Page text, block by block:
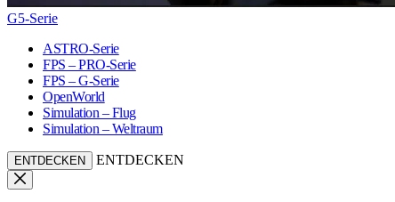
G5-Serie
ASTRO-Serie
FPS – PRO-Serie
FPS – G-Serie
OpenWorld
Simulation – Flug
Simulation – Weltraum
ENTDECKEN ENTDECKEN